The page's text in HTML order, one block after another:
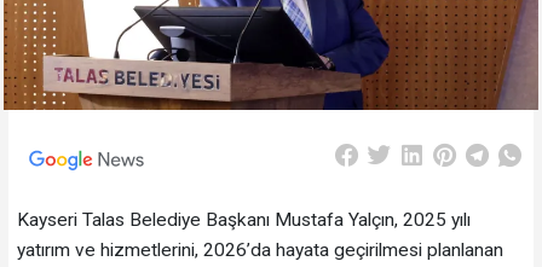
Kayseri Talas Belediye Başkanı Mustafa Yalçın, 2025 yılı
yatırım ve hizmetlerini, 2026’da hayata geçirilmesi planlanan